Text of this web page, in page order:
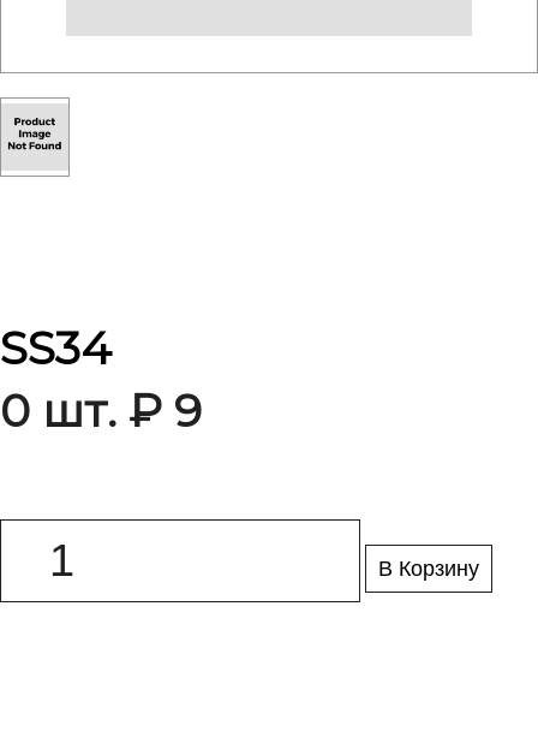
SS34
0 шт. ₽ 9
В Корзину